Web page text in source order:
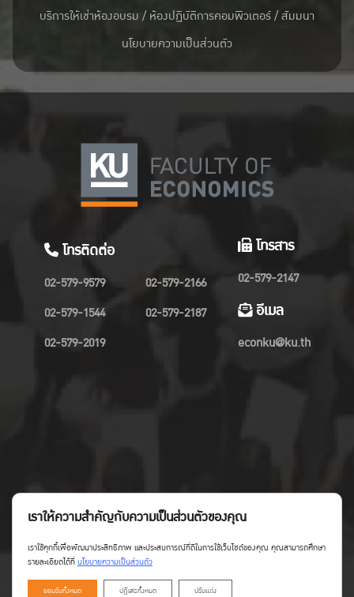
บริการให้เช่าห้องอบรม / ห้องปฏิบัติการคอมพิวเตอร์ / สัมมนา
นโยบายความเป็นส่วนตัว
โทรติดต่อ
02-579-9579
02-579-1544
02-579-2019
02-579-2166
02-579-2187
โทรสาร
02-579-2147
อีเมล
econku@ku.th
เราให้ความสำคัญกับความเป็นส่วนตัวของคุณ
เราใช้คุกกี้เพื่อพัฒนาประสิทธิภาพ และประสบการณ์ที่ดีในการใช้เว็บไซต์ของคุณ คุณสามารถศึกษา
รายละเอียดได้ที่นโยบายความเป็นส่วนตัว
ยอมรับทั้งหมด ปฏิเสธทั้งหมด ปรับแต่ง